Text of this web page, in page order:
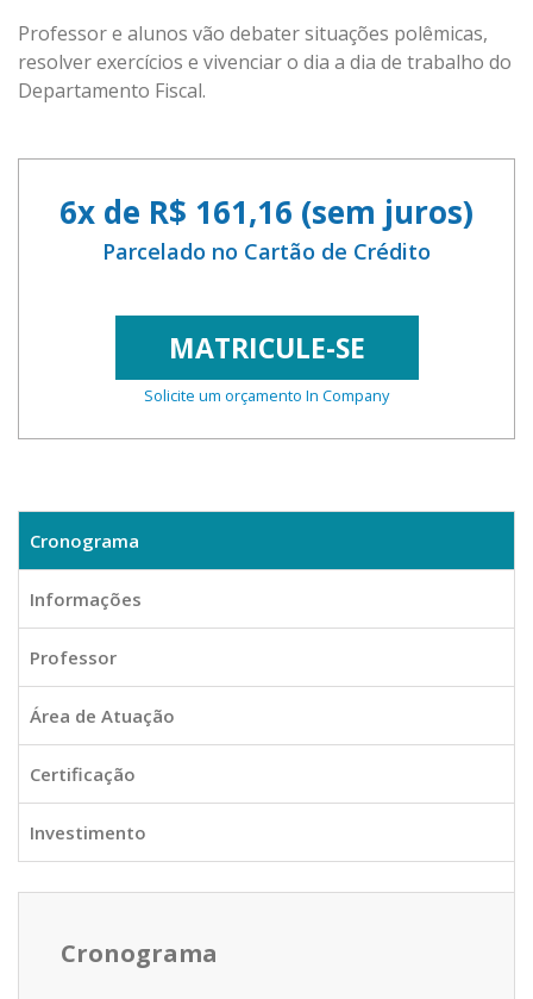
Professor e alunos vão debater situações polêmicas,
resolver exercícios e vivenciar o dia a dia de trabalho do
Departamento Fiscal.
6x de R$ 161,16 (sem juros)
Parcelado no Cartão de Crédito
MATRICULE-SE
Solicite um orçamento In Company
Cronograma
Informações
Professor
Área de Atuação
Certificação
Investimento
Cronograma